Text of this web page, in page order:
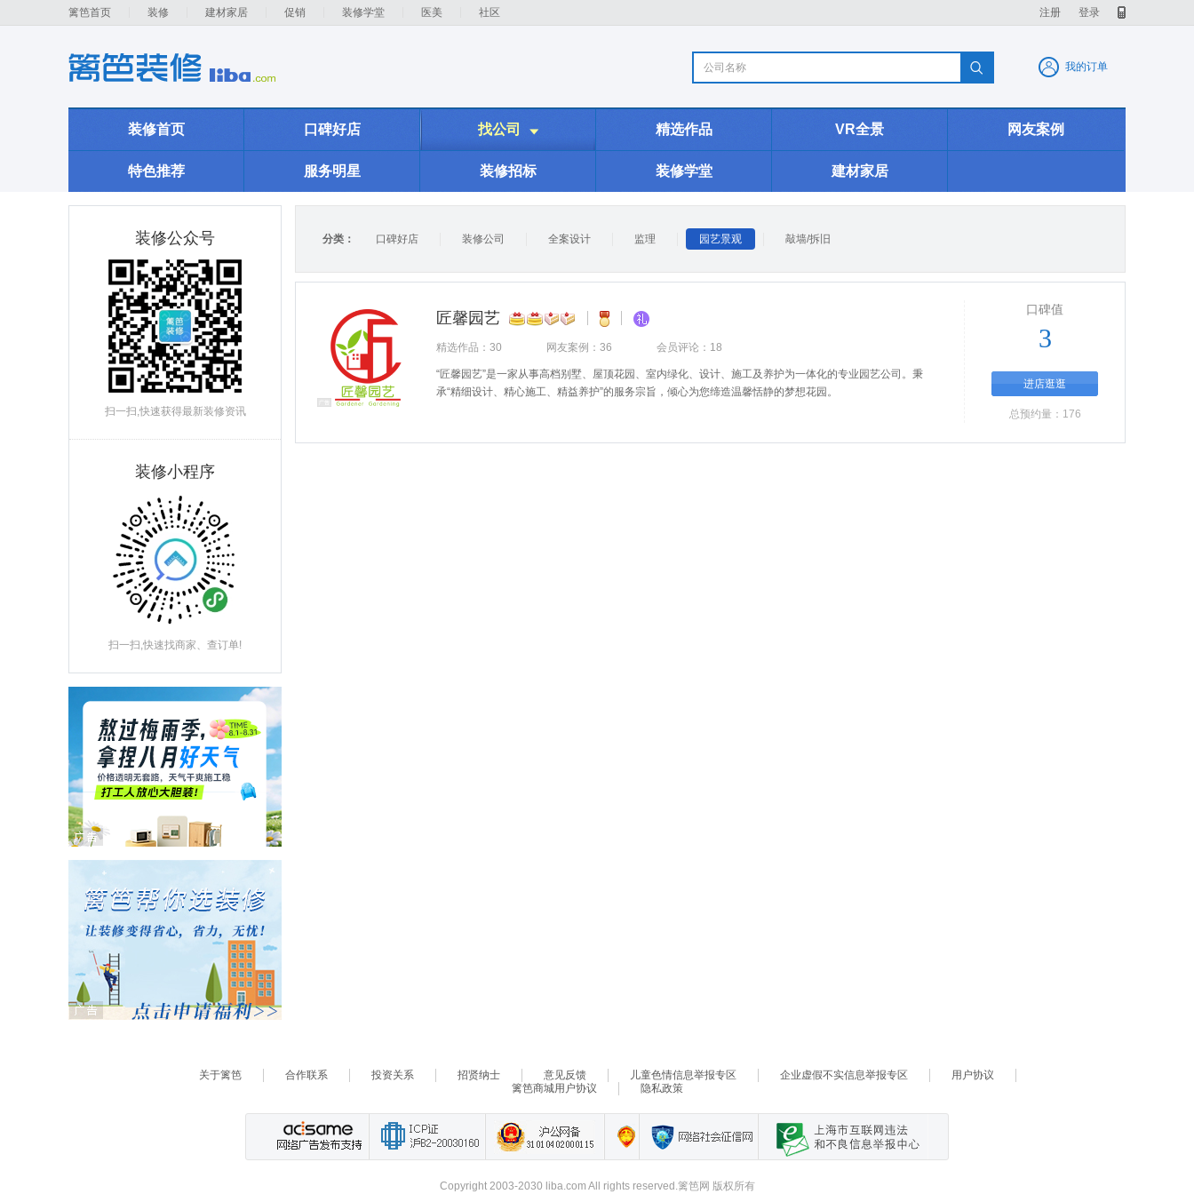
篱笆首页 装修 建材家居 促销 装修学堂 医美 社区 注册 登录
我的订单
公司名称 
装修首页 口碑好店 找公司  精选作品 VR全景 网友案例
特色推荐 服务明星 装修招标 装修学堂 建材家居
装修公众号
扫一扫,快速获得最新装修资讯
装修小程序
扫一扫,快速找商家、查订单!
分类： 口碑好店 装修公司 全案设计 监理 园艺景观 敲墙/拆旧
匠馨园艺
精选作品：30 网友案例：36 会员评论：18
“匠馨园艺”是一家从事高档别墅、屋顶花园、室内绿化、设计、施工及养护为一体化的专业园艺公司。秉
承“精细设计、精心施工、精益养护”的服务宗旨，倾心为您缔造温馨恬静的梦想花园。
口碑值
3
进店逛逛
总预约量：176
关于篱笆 合作联系 投资关系 招贤纳士 意见反馈 儿童色情信息举报专区 企业虚假不实信息举报专区
用户协议
篱笆商城用户协议
隐私政策
Copyright 2003-2030 liba.com All rights reserved.篱笆网 版权所有